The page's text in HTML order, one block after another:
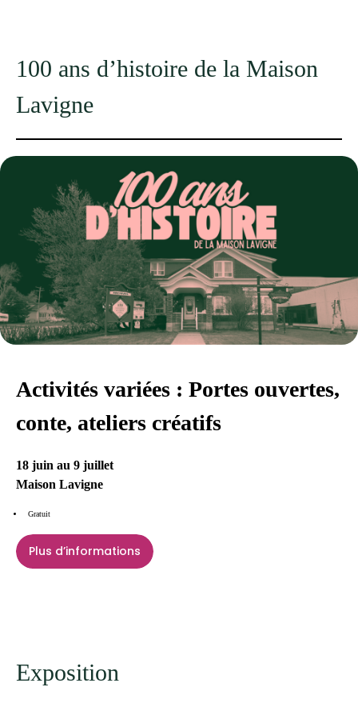
100 ans d’histoire de la Maison
Lavigne
Activités variées : Portes ouvertes,
conte, ateliers créatifs
18 juin au 9 juillet
Maison Lavigne
Gratuit
Plus d’informations
Exposition